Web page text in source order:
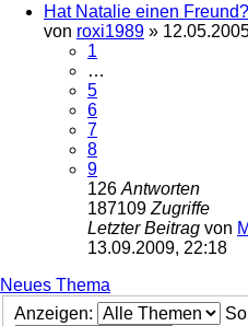
Hat Natalie einen Freund?
von roxi1989 »
1
…
5
6
7
8
9
126 Antworten
187109 Zugriffe
Letzter Beitrag von
13.09.2009, 22:18
Neues Thema
Anzeigen: